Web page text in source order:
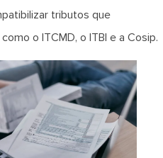
tributos que
o ITCMD, o ITBI e a Cosip.